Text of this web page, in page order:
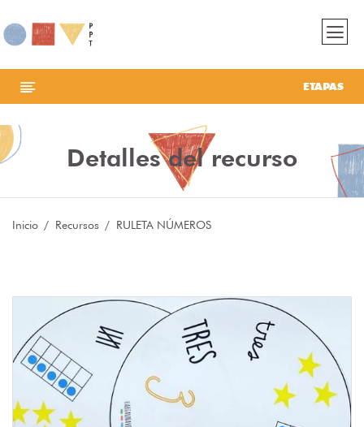
ETAPAS
Detalles del recurso
Inicio Recursos RULETA NÚMEROS